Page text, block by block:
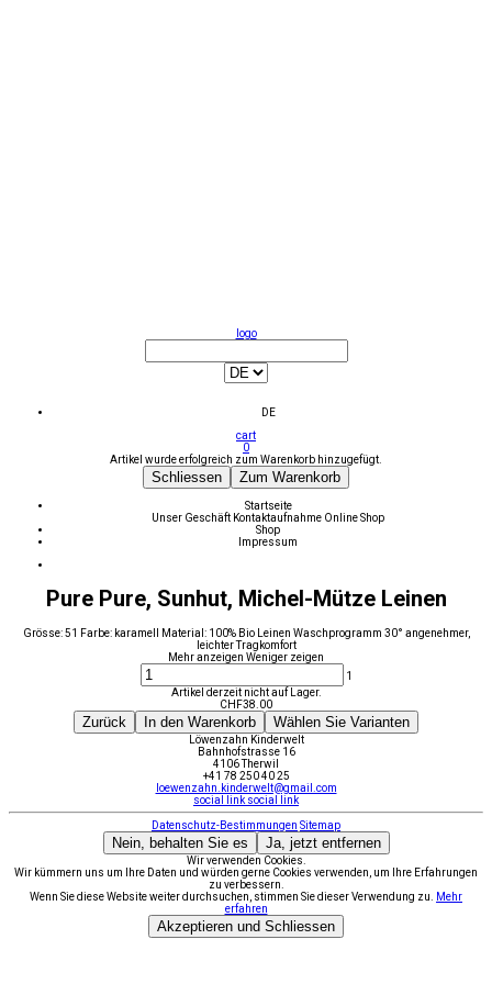
logo
DE
cart
0
Artikel wurde erfolgreich zum Warenkorb hinzugefügt.
Schliessen Zum Warenkorb
Startseite
Unser Geschäft Kontaktaufnahme Online Shop
Shop
Impressum
Pure Pure, Sunhut, Michel-Mütze Leinen
Grösse: 51 Farbe: karamell Material: 100% Bio Leinen Waschprogramm 30° angenehmer,
leichter Tragkomfort
Mehr anzeigen Weniger zeigen
1
Artikel derzeit nicht auf Lager.
CHF38.00
Zurück In den Warenkorb Wählen Sie Varianten
Löwenzahn Kinderwelt
Bahnhofstrasse 16
4106 Therwil
+41 78 250 40 25
loewenzahn.kinderwelt@gmail.com
social link social link
Datenschutz-Bestimmungen Sitemap
Nein, behalten Sie es Ja, jetzt entfernen
Wir verwenden Cookies.
Wir kümmern uns um Ihre Daten und würden gerne Cookies verwenden, um Ihre Erfahrungen
zu verbessern.
Wenn Sie diese Website weiter durchsuchen, stimmen Sie dieser Verwendung zu.
Mehr
erfahren
Akzeptieren und Schliessen